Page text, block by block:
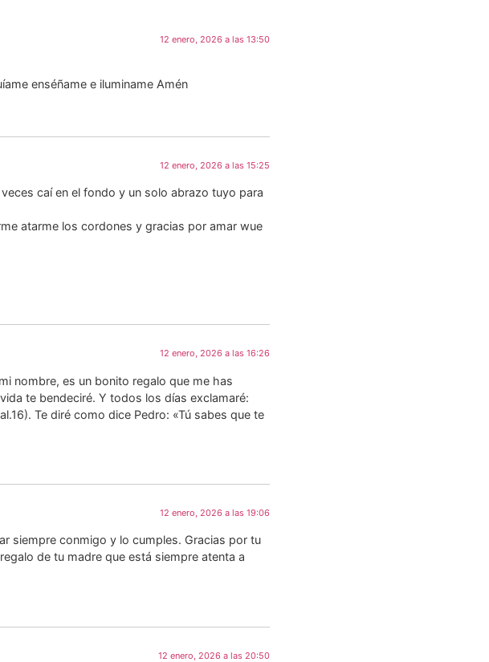
12 enero, 2026 a las 13:50
enséñame e iluminame Amén
12 enero, 2026 a las 15:25
caí en el fondo y un solo abrazo tuyo para
atarme los cordones y gracias por amar wue
12 enero, 2026 a las 16:26
nombre, es un bonito regalo que me has
te bendeciré. Y todos los días exclamaré:
Te diré como dice Pedro: «Tú sabes que te
12 enero, 2026 a las 19:06
siempre conmigo y lo cumples. Gracias por tu
de tu madre que está siempre atenta a
12 enero, 2026 a las 20:50